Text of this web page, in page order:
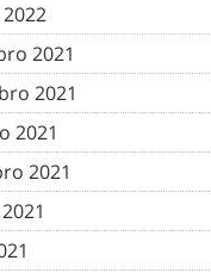
2021
2021
2021
2021